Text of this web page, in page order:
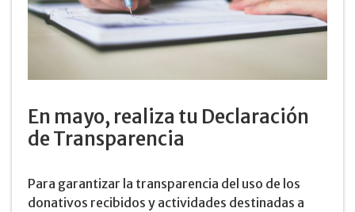
En mayo, realiza tu Declaración
de Transparencia
Para garantizar la transparencia del uso de los
donativos recibidos y actividades destinadas a